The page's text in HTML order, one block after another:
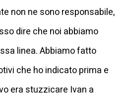
non ne sono responsabile,
dire che noi abbiamo
linea. Abbiamo fatto
che ho indicato prima e
era stuzzicare Ivan a